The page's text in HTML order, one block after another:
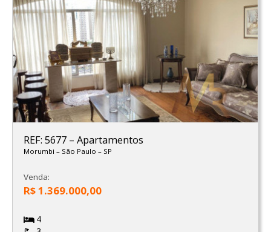
REF: 5677 – Apartamentos
Morumbi – São Paulo – SP
Venda:
R$ 1.369.000,00
4